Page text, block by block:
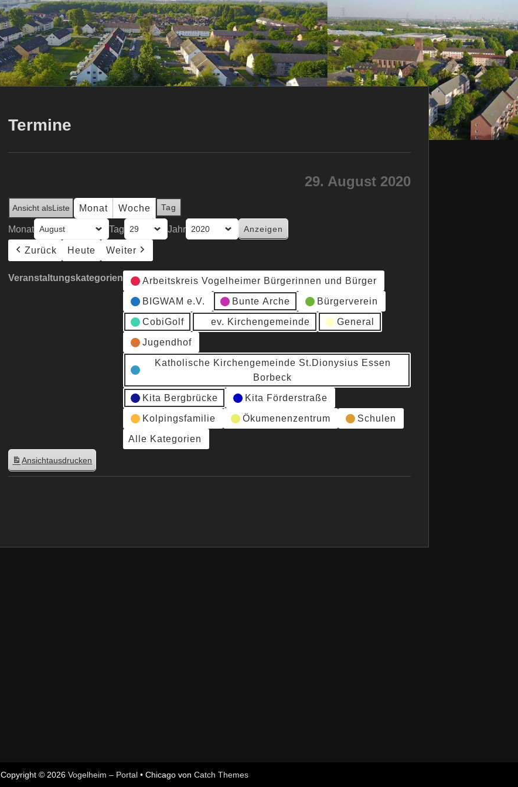
Termine
29. August 2020
Ansicht alsListe Monat Woche Tag
Monat Tag Jahr
Zurück Heute Weiter
Veranstaltungskategorien Arbeitskreis Vogelheimer Bürgerinnen und Bürger
BIGWAM e.V. Bunte Arche Bürgerverein
CobiGolf ev. Kirchengemeinde General
Jugendhof
Katholische Kirchengemeinde St.Dionysius Essen
Borbeck
Kita Bergbrücke Kita Förderstraße
Kolpingsfamilie Ökumenenzentrum Schulen
Alle Kategorien
Ansichtausdrucken
Copyright © 2026 Vogelheim – Portal• Chicago von Catch Themes